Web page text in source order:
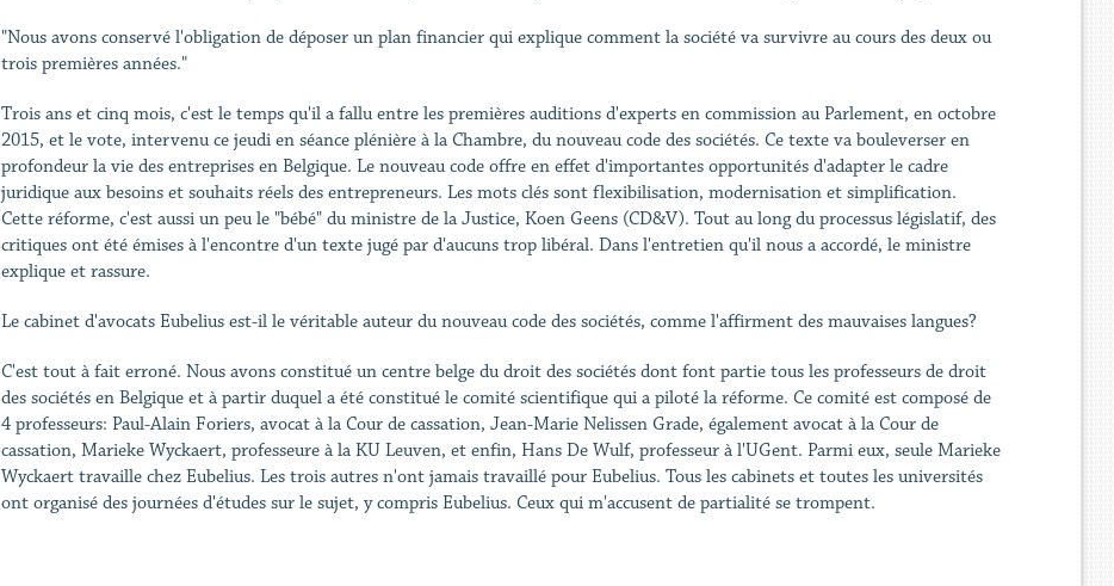
"Nous avons conservé l'obligation de déposer un plan financier qui explique comment la société va survivre au cours des deux ou
trois premières années."
Trois ans et cinq mois, c'est le temps qu'il a fallu entre les premières auditions d'experts en commission au Parlement, en octobre
2015, et le vote, intervenu ce jeudi en séance plénière à la Chambre, du nouveau code des sociétés. Ce texte va bouleverser en
profondeur la vie des entreprises en Belgique. Le nouveau code offre en effet d'importantes opportunités d'adapter le cadre
juridique aux besoins et souhaits réels des entrepreneurs. Les mots clés sont flexibilisation, modernisation et simplification.
Cette réforme, c'est aussi un peu le "bébé" du ministre de la Justice, Koen Geens (CD&V). Tout au long du processus législatif, des
critiques ont été émises à l'encontre d'un texte jugé par d'aucuns trop libéral. Dans l'entretien qu'il nous a accordé, le ministre
explique et rassure.
Le cabinet d'avocats Eubelius est-il le véritable auteur du nouveau code des sociétés, comme l'affirment des mauvaises langues?
C'est tout à fait erroné. Nous avons constitué un centre belge du droit des sociétés dont font partie tous les professeurs de droit
des sociétés en Belgique et à partir duquel a été constitué le comité scientifique qui a piloté la réforme. Ce comité est composé de
4 professeurs: Paul-Alain Foriers, avocat à la Cour de cassation, Jean-Marie Nelissen Grade, également avocat à la Cour de
cassation, Marieke Wyckaert, professeure à la KU Leuven, et enfin, Hans De Wulf, professeur à l'UGent. Parmi eux, seule Marieke
Wyckaert travaille chez Eubelius. Les trois autres n'ont jamais travaillé pour Eubelius. Tous les cabinets et toutes les universités
ont organisé des journées d'études sur le sujet, y compris Eubelius. Ceux qui m'accusent de partialité se trompent.